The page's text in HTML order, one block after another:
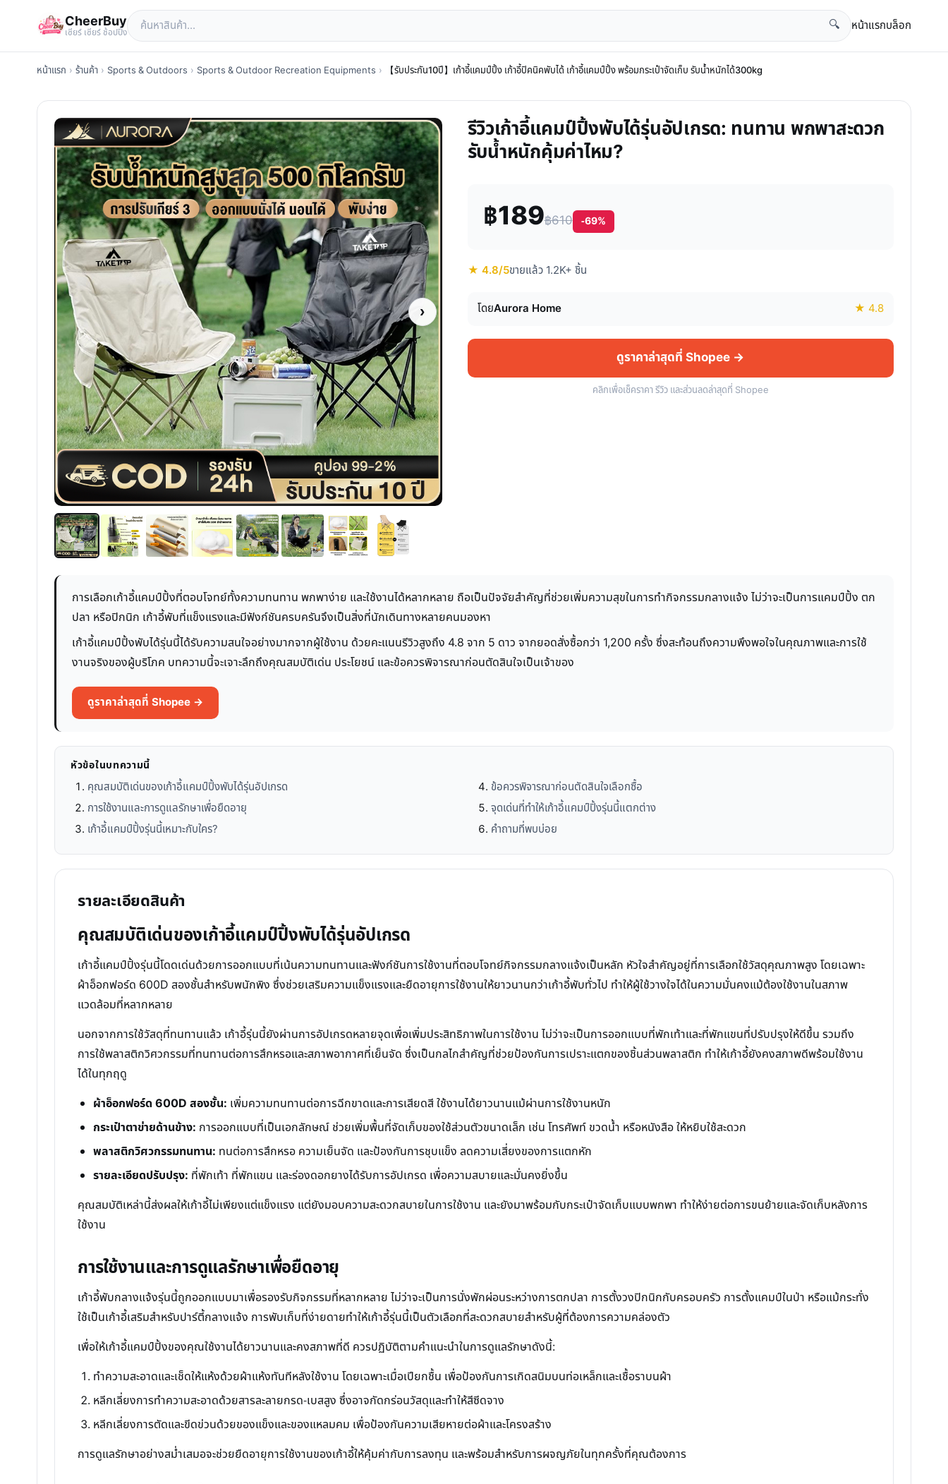
CheerBuy
เซียร์ เซียร์ ช้อปปิ้ง
🔍 หน้าแรกบล็อก
หน้าแรก › ร้านค้า › Sports & Outdoors › Sports & Outdoor Recreation Equipments › 【รับประกัน10ปี】เก้าอี้แคมป์ปิ้ง เก้าอี้ปิคนิคพับได้ เก้าอี้แคมป์ปิ้ง พร้อมกระเป๋าจัดเก็บ รับน้ำหนักได้300kg
›
รีวิวเก้าอี้แคมป์ปิ้งพับได้รุ่นอัปเกรด: ทนทาน พกพาสะดวก
รับน้ำหนักคุ้มค่าไหม?
฿189฿610 -69%
★ 4.8/5ขายแล้ว 1.2K+ ชิ้น
โดยAurora Home ★ 4.8
ดูราคาล่าสุดที่ Shopee →
คลิกเพื่อเช็คราคา รีวิว และส่วนลดล่าสุดที่ Shopee
การเลือกเก้าอี้แคมป์ปิ้งที่ตอบโจทย์ทั้งความทนทาน พกพาง่าย และใช้งานได้หลากหลาย ถือเป็นปัจจัยสำคัญที่ช่วยเพิ่มความสุขในการทำกิจกรรมกลางแจ้ง ไม่ว่าจะเป็นการแคมป์ปิ้ง ตก
ปลา หรือปิกนิก เก้าอี้พับที่แข็งแรงและมีฟังก์ชันครบครันจึงเป็นสิ่งที่นักเดินทางหลายคนมองหา
เก้าอี้แคมป์ปิ้งพับได้รุ่นนี้ได้รับความสนใจอย่างมากจากผู้ใช้งาน ด้วยคะแนนรีวิวสูงถึง 4.8 จาก 5 ดาว จากยอดสั่งซื้อกว่า 1,200 ครั้ง ซึ่งสะท้อนถึงความพึงพอใจในคุณภาพและการใช้
งานจริงของผู้บริโภค บทความนี้จะเจาะลึกถึงคุณสมบัติเด่น ประโยชน์ และข้อควรพิจารณาก่อนตัดสินใจเป็นเจ้าของ
ดูราคาล่าสุดที่ Shopee →
หัวข้อในบทความนี้
คุณสมบัติเด่นของเก้าอี้แคมป์ปิ้งพับได้รุ่นอัปเกรด
การใช้งานและการดูแลรักษาเพื่อยืดอายุ
เก้าอี้แคมป์ปิ้งรุ่นนี้เหมาะกับใคร?
ข้อควรพิจารณาก่อนตัดสินใจเลือกซื้อ
จุดเด่นที่ทำให้เก้าอี้แคมป์ปิ้งรุ่นนี้แตกต่าง
คำถามที่พบบ่อย
รายละเอียดสินค้า
คุณสมบัติเด่นของเก้าอี้แคมป์ปิ้งพับได้รุ่นอัปเกรด
เก้าอี้แคมป์ปิ้งรุ่นนี้โดดเด่นด้วยการออกแบบที่เน้นความทนทานและฟังก์ชันการใช้งานที่ตอบโจทย์กิจกรรมกลางแจ้งเป็นหลัก หัวใจสำคัญอยู่ที่การเลือกใช้วัสดุคุณภาพสูง โดยเฉพาะ
ผ้าอ็อกฟอร์ด 600D สองชั้นสำหรับพนักพิง ซึ่งช่วยเสริมความแข็งแรงและยืดอายุการใช้งานให้ยาวนานกว่าเก้าอี้พับทั่วไป ทำให้ผู้ใช้วางใจได้ในความมั่นคงแม้ต้องใช้งานในสภาพ
แวดล้อมที่หลากหลาย
นอกจากการใช้วัสดุที่ทนทานแล้ว เก้าอี้รุ่นนี้ยังผ่านการอัปเกรดหลายจุดเพื่อเพิ่มประสิทธิภาพในการใช้งาน ไม่ว่าจะเป็นการออกแบบที่พักเท้าและที่พักแขนที่ปรับปรุงให้ดีขึ้น รวมถึง
การใช้พลาสติกวิศวกรรมที่ทนทานต่อการสึกหรอและสภาพอากาศที่เย็นจัด ซึ่งเป็นกลไกสำคัญที่ช่วยป้องกันการเปราะแตกของชิ้นส่วนพลาสติก ทำให้เก้าอี้ยังคงสภาพดีพร้อมใช้งาน
ได้ในทุกฤดู
ผ้าอ็อกฟอร์ด 600D สองชั้น: เพิ่มความทนทานต่อการฉีกขาดและการเสียดสี ใช้งานได้ยาวนานแม้ผ่านการใช้งานหนัก
กระเป๋าตาข่ายด้านข้าง: การออกแบบที่เป็นเอกลักษณ์ ช่วยเพิ่มพื้นที่จัดเก็บของใช้ส่วนตัวขนาดเล็ก เช่น โทรศัพท์ ขวดน้ำ หรือหนังสือ ให้หยิบใช้สะดวก
พลาสติกวิศวกรรมทนทาน: ทนต่อการสึกหรอ ความเย็นจัด และป้องกันการชุบแข็ง ลดความเสี่ยงของการแตกหัก
รายละเอียดปรับปรุง: ที่พักเท้า ที่พักแขน และร่องดอกยางได้รับการอัปเกรด เพื่อความสบายและมั่นคงยิ่งขึ้น
คุณสมบัติเหล่านี้ส่งผลให้เก้าอี้ไม่เพียงแต่แข็งแรง แต่ยังมอบความสะดวกสบายในการใช้งาน และยังมาพร้อมกับกระเป๋าจัดเก็บแบบพกพา ทำให้ง่ายต่อการขนย้ายและจัดเก็บหลังการ
ใช้งาน
การใช้งานและการดูแลรักษาเพื่อยืดอายุ
เก้าอี้พับกลางแจ้งรุ่นนี้ถูกออกแบบมาเพื่อรองรับกิจกรรมที่หลากหลาย ไม่ว่าจะเป็นการนั่งพักผ่อนระหว่างการตกปลา การตั้งวงปิกนิกกับครอบครัว การตั้งแคมป์ในป่า หรือแม้กระทั่ง
ใช้เป็นเก้าอี้เสริมสำหรับปาร์ตี้กลางแจ้ง การพับเก็บที่ง่ายดายทำให้เก้าอี้รุ่นนี้เป็นตัวเลือกที่สะดวกสบายสำหรับผู้ที่ต้องการความคล่องตัว
เพื่อให้เก้าอี้แคมป์ปิ้งของคุณใช้งานได้ยาวนานและคงสภาพที่ดี ควรปฏิบัติตามคำแนะนำในการดูแลรักษาดังนี้:
ทำความสะอาดและเช็ดให้แห้งด้วยผ้าแห้งทันทีหลังใช้งาน โดยเฉพาะเมื่อเปียกชื้น เพื่อป้องกันการเกิดสนิมบนท่อเหล็กและเชื้อราบนผ้า
หลีกเลี่ยงการทำความสะอาดด้วยสารละลายกรด-เบสสูง ซึ่งอาจกัดกร่อนวัสดุและทำให้สีซีดจาง
หลีกเลี่ยงการตัดและขีดข่วนด้วยของแข็งและของแหลมคม เพื่อป้องกันความเสียหายต่อผ้าและโครงสร้าง
การดูแลรักษาอย่างสม่ำเสมอจะช่วยยืดอายุการใช้งานของเก้าอี้ให้คุ้มค่ากับการลงทุน และพร้อมสำหรับการผจญภัยในทุกครั้งที่คุณต้องการ